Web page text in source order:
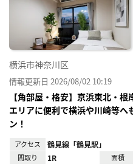
横浜市神奈川区
情報更新日 2026/08/02 10:19
【角部屋・格安】京浜東北・
エリアに便利で横浜や川崎等へ
ン！
アクセス 鶴見線「鶴見駅」
間取り 1R 面積